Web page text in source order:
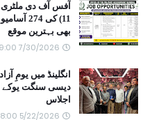
11) کی
بھی بہترین موقع
7/30/2026 11:59:00 AM
دیسی سنگت یوکے
اجلاس
5/22/2026 02:38:00 PM